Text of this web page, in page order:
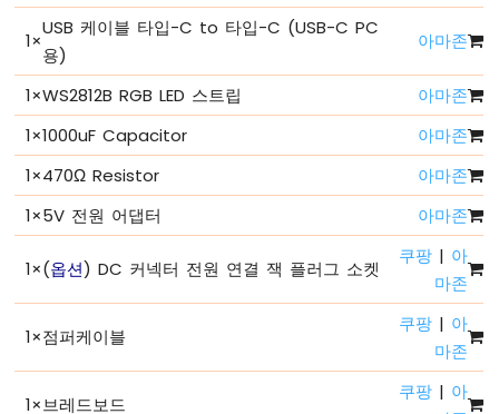
튼
버
튼
-
디
바
운
1×
USB 케이블 타입-C to 타입-C (USB-C PC
용)
아마존
1×WS2812B RGB LED 스트립
아마존
1×1000uF Capacitor
아마존
1×470Ω Resistor
아마존
1×5V 전원 어댑터 아마존
1×(옵션) DC 커넥터 전원 연결 잭 플러그 소켓
쿠팡 | 아
마존
1×점퍼케이블
쿠팡 | 아
마존
1×브레드보드
쿠팡 | 아